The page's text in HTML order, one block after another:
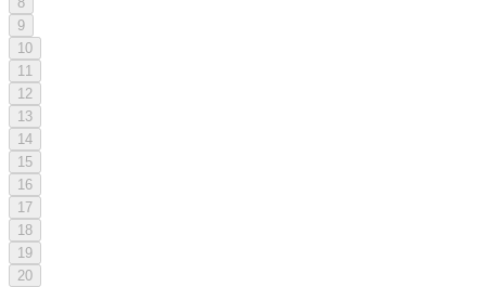
9
10
11
12
13
14
15
16
17
18
19
20